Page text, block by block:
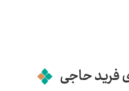
فرید حاجی